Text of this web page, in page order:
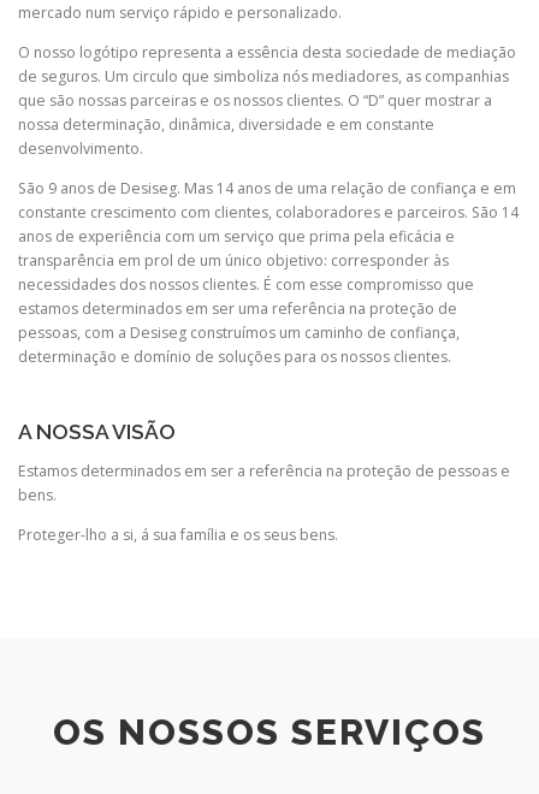
mercado num serviço rápido e personalizado.
O nosso logótipo representa a essência desta sociedade de mediação
de seguros. Um circulo que simboliza nós mediadores, as companhias
que são nossas parceiras e os nossos clientes. O “D” quer mostrar a
nossa determinação, dinâmica, diversidade e em constante
desenvolvimento.
São 9 anos de Desiseg. Mas 14 anos de uma relação de confiança e em
constante crescimento com clientes, colaboradores e parceiros. São 14
anos de experiência com um serviço que prima pela eficácia e
transparência em prol de um único objetivo: corresponder às
necessidades dos nossos clientes. É com esse compromisso que
estamos determinados em ser uma referência na proteção de
pessoas, com a Desiseg construímos um caminho de confiança,
determinação e domínio de soluções para os nossos clientes.
A NOSSA VISÃO
Estamos determinados em ser a referência na proteção de pessoas e
bens.
Proteger-lho a si, á sua família e os seus bens.
OS NOSSOS SERVIÇOS